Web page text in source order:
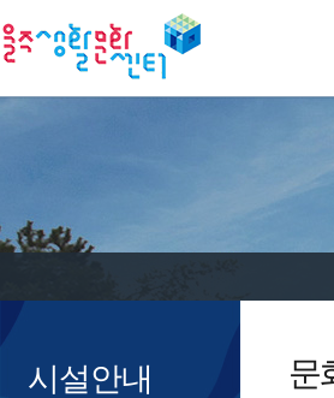
시설안내 문